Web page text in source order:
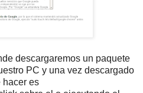
descargaremos un paquete
PC y una vez descargado
hacer es